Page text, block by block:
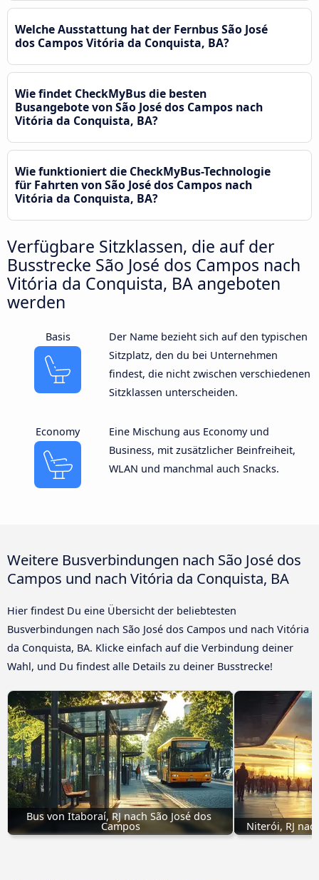
Welche Ausstattung hat der Fernbus São José
dos Campos Vitória da Conquista, BA?
Wie findet CheckMyBus die besten
Busangebote von São José dos Campos nach
Vitória da Conquista, BA?
Wie funktioniert die CheckMyBus-Technologie
für Fahrten von São José dos Campos nach
Vitória da Conquista, BA?
Verfügbare Sitzklassen, die auf der
Busstrecke São José dos Campos nach
Vitória da Conquista, BA angeboten
werden
Basis
Der Name bezieht sich auf den typischen
Sitzplatz, den du bei Unternehmen
findest, die nicht zwischen verschiedenen
Sitzklassen unterscheiden.
Economy
Eine Mischung aus Economy und
Business, mit zusätzlicher Beinfreiheit,
WLAN und manchmal auch Snacks.
Weitere Busverbindungen nach São José dos
Campos und nach Vitória da Conquista, BA
Hier findest Du eine Übersicht der beliebtesten
Busverbindungen nach São José dos Campos und nach Vitória
da Conquista, BA. Klicke einfach auf die Verbindung deiner
Wahl, und Du findest alle Details zu deiner Busstrecke!
Bus von Itaboraí, RJ nach São José dos
Campos Niterói, RJ